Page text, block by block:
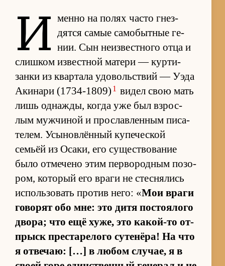
И менно на по­лях ча­сто гнез­
дятся са­мые са­мо­быт­ные ге­
нии. Сын не­из­вест­ного отца и
слиш­ком из­вест­ной ма­тери — кур­ти­
занки из квар­тала удо­воль­ствий — Уэда
Аки­нари (1734-1809) 1 ви­дел свою мать
лишь од­на­жды, ко­гда уже был взрос­
лым муж­чи­ной и про­слав­лен­ным пи­са­
те­лем. Усы­но­влён­ный ку­пе­че­ской
семьёй из Оса­ки, его су­ще­ство­ва­ние
было от­ме­чено этим пер­во­род­ным по­зо­
ром, ко­то­рый его враги не стес­ня­лись
ис­поль­зо­вать про­тив не­го: «Мои враги
го­во­рят обо мне: это дитя по­сто­я­лого
дво­ра; что ещё ху­же, это ка­кой-то от­
прыск пре­ста­ре­лого су­тенёра! На что
я от­ве­чаю: […] в лю­бом слу­чае, я в